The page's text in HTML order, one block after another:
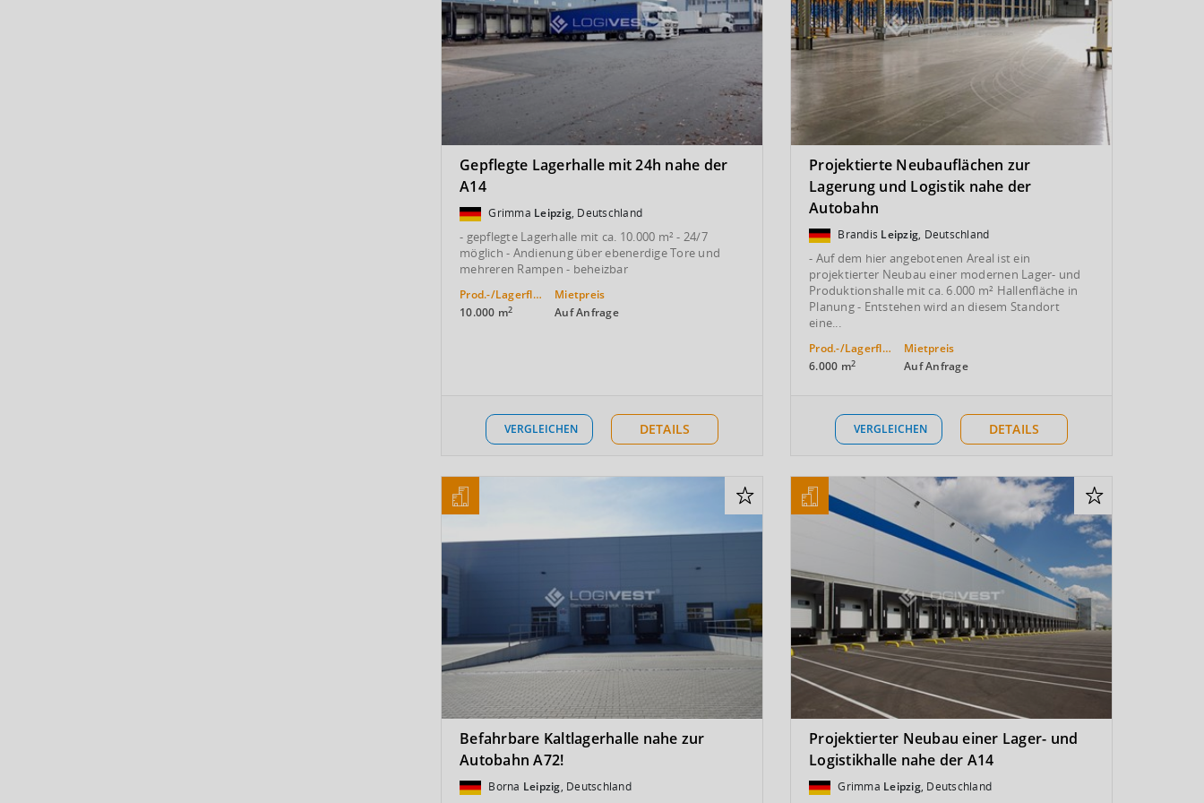
Gepflegte Lagerhalle mit 24h nahe der
A14
Grimma Leipzig, Deutschland
- gepflegte Lagerhalle mit ca. 10.000 m² - 24/7
möglich - Andienung über ebenerdige Tore und
mehreren Rampen - beheizbar
Prod.-/Lagerfläche
10.000 m2
Mietpreis
Auf Anfrage
VERGLEICHEN DETAILS
Projektierte Neubauflächen zur
Lagerung und Logistik nahe der
Autobahn
Brandis Leipzig, Deutschland
- Auf dem hier angebotenen Areal ist ein
projektierter Neubau einer modernen Lager- und
Produktionshalle mit ca. 6.000 m² Hallenfläche in
Planung - Entstehen wird an diesem Standort
eine...
Prod.-/Lagerfläche
6.000 m2
Mietpreis
Auf Anfrage
VERGLEICHEN DETAILS
Befahrbare Kaltlagerhalle nahe zur
Autobahn A72!
Borna Leipzig, Deutschland
Projektierter Neubau einer Lager- und
Logistikhalle nahe der A14
Grimma Leipzig, Deutschland